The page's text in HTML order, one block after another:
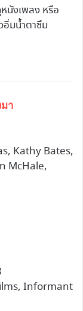
นังเพลง หรือ
อิ่มน้ำตาซึม
า
Kathy Bates,
McHale,
Informant